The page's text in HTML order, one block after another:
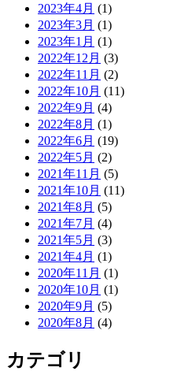
2023年4月 (1)
2023年3月 (1)
2023年1月 (1)
2022年12月 (3)
2022年11月 (2)
2022年10月 (11)
2022年9月 (4)
2022年8月 (1)
2022年6月 (19)
2022年5月 (2)
2021年11月 (5)
2021年10月 (11)
2021年8月 (5)
2021年7月 (4)
2021年5月 (3)
2021年4月 (1)
2020年11月 (1)
2020年10月 (1)
2020年9月 (5)
2020年8月 (4)
カテゴリ